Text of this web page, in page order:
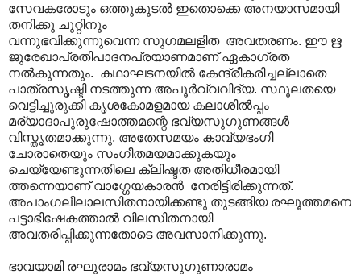
സേവകരോടും ഒത്തുകൂടല്‍ ഇതൊക്കെ അനയാസമായി
തനിക്കു ചുറ്റിനും
വന്നുഭവിക്കുന്നുവെന്ന സുഗമലളിത അവതരണം. ഈ ഋ
ജുരേഖാപ്രതിപാദനപ്രയാണമാണ് ഏകാഗ്രത
നല്‍കുന്നതും. കഥാഘടനയില്‍ കേന്ദ്രീകരിച്ചല്ലാതെ
പാത്രസൃഷ്ടി നടത്തുന്ന അപൂര്‍വ്വവിദ്യ. സ്ഥൂലതയെ
വെട്ടിച്ചുരുക്കി കൃശകോമളമായ കലാശില്‍പ്പം
മര്യാദാപുരുഷോത്തമന്റെ ഭവ്യസുഗുണങ്ങള്‍‍
വിസ്തൃതമാക്കുന്നു, അതേസമയം കാവ്യഭംഗി
ചോരാതെയും സംഗീതമയമാക്കുകയും
ചെയ്യേണ്ടുന്നതിലെ ക്ലിഷ്ടത അതിധീരമായി
ത്തന്നെയാണ് വാഗ്ഗേയകാരന്‍ നേരിട്ടിരിക്കുന്നത്. ‍
അപാംഗലീലാലസിതനായിക്കണ്ടു തുടങ്ങിയ രഘൂത്തമനെ
പട്ടാഭിഷേകത്താല്‍ വിലസിതനായി
അവതരിപ്പിക്കുന്നതോടെ അവസാനിക്കുന്നു.
ഭാവയാമി രഘുരാമം ഭവ്യസുഗുണാരാമം